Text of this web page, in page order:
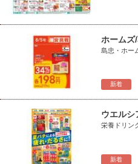
新着
ホーム
島忠・ホー
新着
ウエルシ
栄養ドリン